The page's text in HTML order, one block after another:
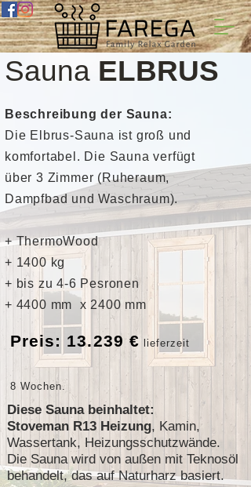
Sauna ELBRUS
Diese Sauna beinhaltet:
Stoveman R13 Heizung, Kamin,
Wassertank, Heizungsschutzwände.
Die Sauna wird von außen mit Teknosöl
behandelt, das auf Naturharz basiert.
Preis: 13.239 € lieferzeit
8 Wochen.
Beschreibung der Sauna:
Die Elbrus-Sauna ist groß und
komfortabel. Die Sauna verfügt
über 3 Zimmer (Ruheraum,
Dampfbad und Waschraum).
+ ThermoWood
+ 1400 kg
+ bis zu 4-6 Pesronen
+ 4400 mm x 2400 mm